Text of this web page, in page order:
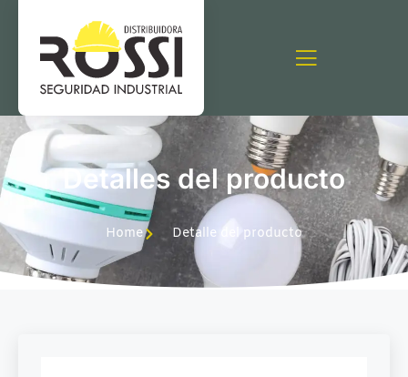
Detalles del producto
Home Detalle del producto